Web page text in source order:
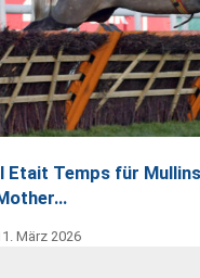
Etait Temps für
März 2026